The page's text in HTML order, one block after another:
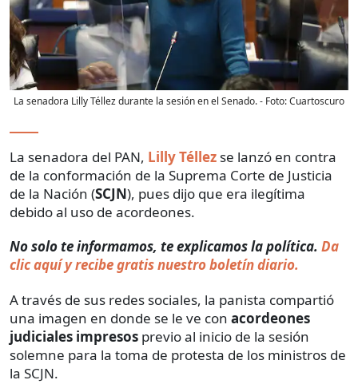
La senadora Lilly Téllez durante la sesión en el Senado.- Foto:Cuartoscuro
La senadora del PAN, Lilly Téllez se lanzó en contra
de la conformación de la Suprema Corte de Justicia
de la Nación (SCJN), pues dijo que era ilegítima
debido al uso de acordeones.
No solo te informamos, te explicamos la política. Da
clic aquí y recibe gratis nuestro boletín diario.
A través de sus redes sociales, la panista compartió
una imagen en donde se le ve con acordeones
judiciales impresos previo al inicio de la sesión
solemne para la toma de protesta de los ministros de
la SCJN.